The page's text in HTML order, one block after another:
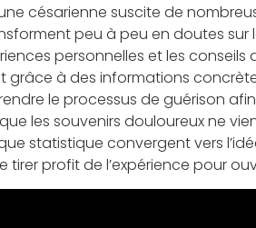
césarienne suscite de
peu à peu en doutes
personnelles et les
à des informations
le processus de guérison afin
les souvenirs douloureux ne
statistique convergent vers
profit de l’expérience pour